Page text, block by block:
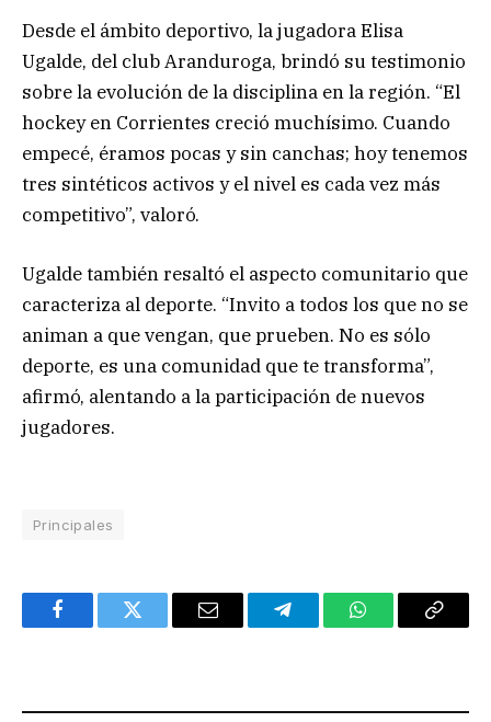
Desde el ámbito deportivo, la jugadora Elisa
Ugalde, del club Aranduroga, brindó su testimonio
sobre la evolución de la disciplina en la región. “El
hockey en Corrientes creció muchísimo. Cuando
empecé, éramos pocas y sin canchas; hoy tenemos
tres sintéticos activos y el nivel es cada vez más
competitivo”, valoró.
Ugalde también resaltó el aspecto comunitario que
caracteriza al deporte. “Invito a todos los que no se
animan a que vengan, que prueben. No es sólo
deporte, es una comunidad que te transforma”,
afirmó, alentando a la participación de nuevos
jugadores.
Principales
FacebookTwitter Email TelegramWhatsAppCopy